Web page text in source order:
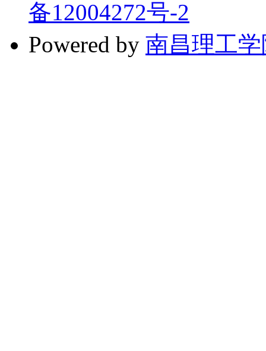
备12004272号-2
Powered by 南昌理工